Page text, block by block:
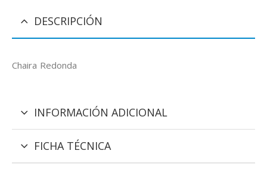
DESCRIPCIÓN
Chaira Redonda
INFORMACIÓN ADICIONAL
FICHA TÉCNICA